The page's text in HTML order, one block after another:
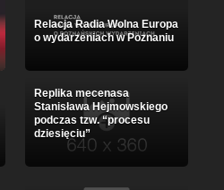
Relacja Radia Wolna Europa
o wydarzeniach w Poznaniu
Replika mecenasa
Stanisława Hejmowskiego
podczas tzw. “procesu
dziesięciu”